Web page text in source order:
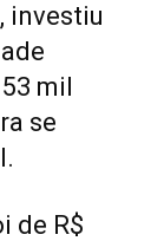
investiu
mil
se
de R$